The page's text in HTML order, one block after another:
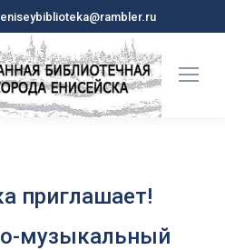
приглашает!
музыкальный